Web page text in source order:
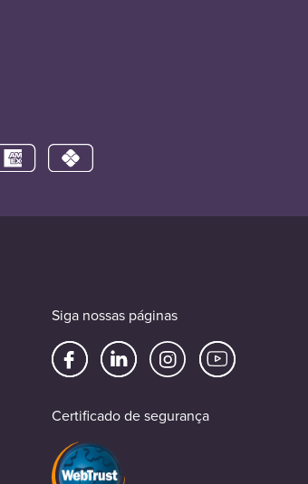
Siga nossas páginas
Certificado de segurança